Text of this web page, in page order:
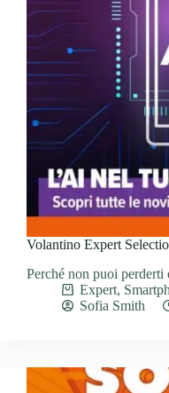
Volantino Expert
Perché non puoi perderti
Expert,
Sofia Smith